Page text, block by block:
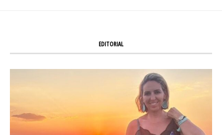
EDITORIAL